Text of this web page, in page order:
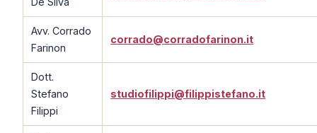
Avv. Corrado
Farinon
corrado@corradofarinon.it
Dott.
Stefano
Filippi
studiofilippi@filippistefano.it